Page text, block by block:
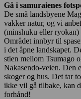
Gå i samuraienes
De små landsbyene
vakker natur, og vi
(minshuku eller ryokan)
Området innbyr til
i det åpne landskapet.
stien mellom Tsumago
Nakasendo-veien. Den
skoger og hus. Det tar
ikke vil gå tilbake, kan
forhånd!